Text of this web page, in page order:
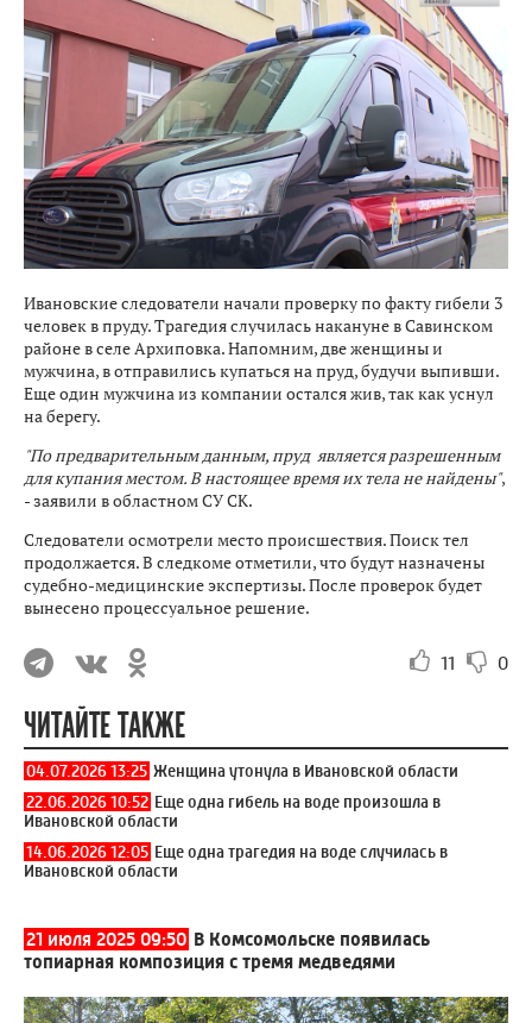
Ивановские следователи начали проверку по факту гибели 3
человек в пруду. Трагедия случилась накануне в Савинском
районе в селе Архиповка. Напомним, две женщины и
мужчина, в отправились купаться на пруд, будучи выпивши.
Еще один мужчина из компании остался жив, так как уснул
на берегу.
"По предварительным данным, пруд является разрешенным
для купания местом. В настоящее время их тела не найдены",
- заявили в областном СУ СК.
Следователи осмотрели место происшествия. Поиск тел
продолжается. В следкоме отметили, что будут назначены
судебно-медицинские экспертизы. После проверок будет
вынесено процессуальное решение.
11 0
ЧИТАЙТЕ ТАКЖЕ
04.07.2026 13:25 Женщина утонула в Ивановской области
22.06.2026 10:52 Еще одна гибель на воде произошла в
Ивановской области
14.06.2026 12:05 Еще одна трагедия на воде случилась в
Ивановской области
21 июля 2025 09:50 В Комсомольске появилась
топиарная композиция с тремя медведями